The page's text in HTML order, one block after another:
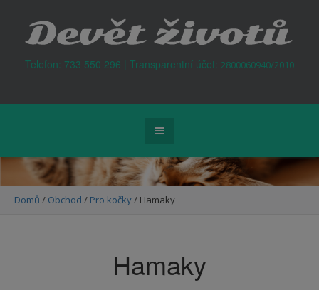
Telefon: 733 550 296 | Transparentní účet: 2800060940/2010
Domů / Obchod / Pro kočky/ Hamaky
Hamaky